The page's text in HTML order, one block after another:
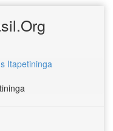
Itapetininga